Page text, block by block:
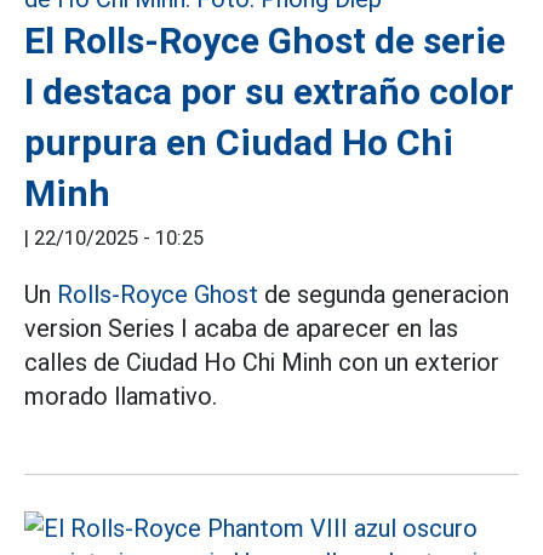
El Rolls-Royce Ghost de serie
I destaca por su extraño color
purpura en Ciudad Ho Chi
Minh
| 22/10/2025 - 10:25
Un Rolls-Royce Ghost de segunda generacion
version Series I acaba de aparecer en las
calles de Ciudad Ho Chi Minh con un exterior
morado llamativo.